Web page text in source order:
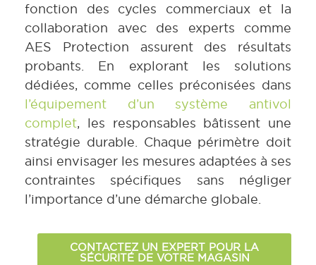
fonction des cycles commerciaux et la
collaboration avec des experts comme
AES Protection assurent des résultats
probants. En explorant les solutions
dédiées, comme celles préconisées dans
l’équipement d’un système antivol
complet, les responsables bâtissent une
stratégie durable. Chaque périmètre doit
ainsi envisager les mesures adaptées à ses
contraintes spécifiques sans négliger
l’importance d’une démarche globale.
CONTACTEZ UN EXPERT POUR LA
SÉCURITÉ DE VOTRE MAGASIN